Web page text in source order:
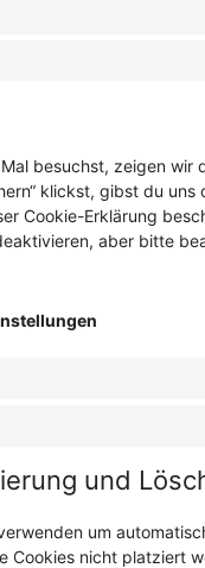
besuchst, zeigen
klickst, gibst du
Cookie-Erklärung
aber bitte
und
um
Cookies nicht platziert